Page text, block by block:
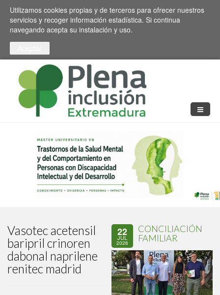
Pasar al contenido principal
Toggle high contrast
Utilizamos cookies propias y de terceros para ofrecer nuestros
servicios y recoger información estadística. Si continua
navegando acepta su instalación y uso.
Vasotec acetensil
baripril crinoren
dabonal naprilene
renitec madrid
22
JUL
2026
CONCILIACIÓN
FAMILIAR